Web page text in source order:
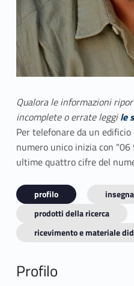
Qualora le informazioni
incomplete o errate leggile
Per telefonare da un
numero unico inizia con
ultime quattro cifre del
profilo
prodotti della ricerca
ricevimento e materiale
Profilo